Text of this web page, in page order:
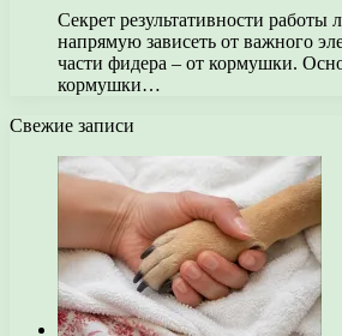
Секрет результативности работы
напрямую зависеть от важного
части фидера – от кормушки.
кормушки…
Свежие записи